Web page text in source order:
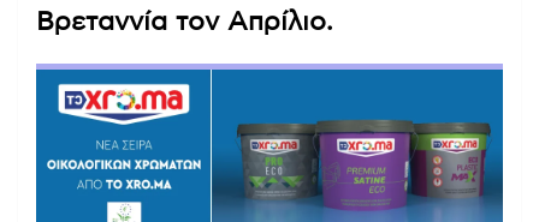
Βρεταννία τον Απρίλιο.